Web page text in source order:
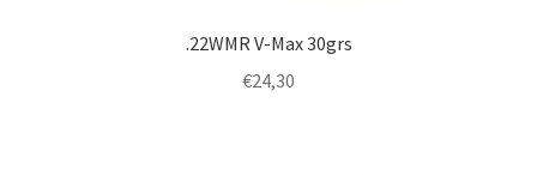
.22WMR V-Max 30grs
€24,30